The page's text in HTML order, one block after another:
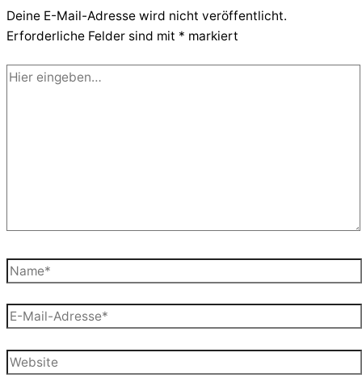
Deine E-Mail-Adresse wird nicht veröffentlicht.
Erforderliche Felder sind mit * markiert
Hier
Name*
E-
Mail-
Adresse*
Website